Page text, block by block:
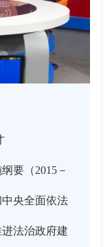
要（2015－
央全面依法
法治政府建